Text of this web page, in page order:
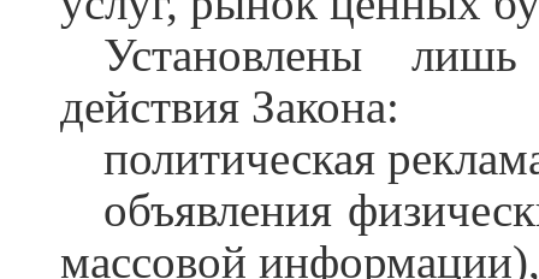
Установлены
действия Закона:
политическая
объявления
массовой